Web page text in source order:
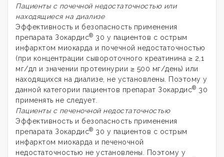
Пациенты с почечной недостаточностью или
находящиеся на диализе
Эффективность и безопасность применения
препарата Зокардис® 30 у пациентов с острым
инфарктом миокарда и почечной недостаточностью
(при концентрации сывороточного креатинина ≥ 2,1
мг/дл и значении протеинурии ≥ 500 мг/день) или
находящихся на диализе, не установлены. Поэтому у
данной категории пациентов препарат Зокардис® 30
применять не следует.
Пациенты с печеночной недостаточностью
Эффективность и безопасность применения
препарата Зокардис® 30 у пациентов с острым
инфарктом миокарда и печеночной
недостаточностью не установлены. Поэтому у